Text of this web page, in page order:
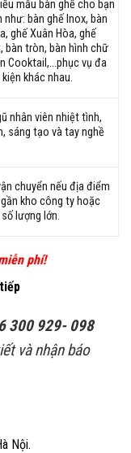
mẫu bàn ghế cho bạn
như: bàn ghế Inox, bàn
ghế Xuân Hòa, ghế
bàn tròn, bàn hình chữ
Cooktail,…phục vụ đa
khác nhau.
nhân viên nhiệt tình,
sáng tạo và tay nghề
chuyển nếu địa điểm
kho công ty hoặc
lượng lớn.
phí!
300 929- 098
và nhận báo
Nội.